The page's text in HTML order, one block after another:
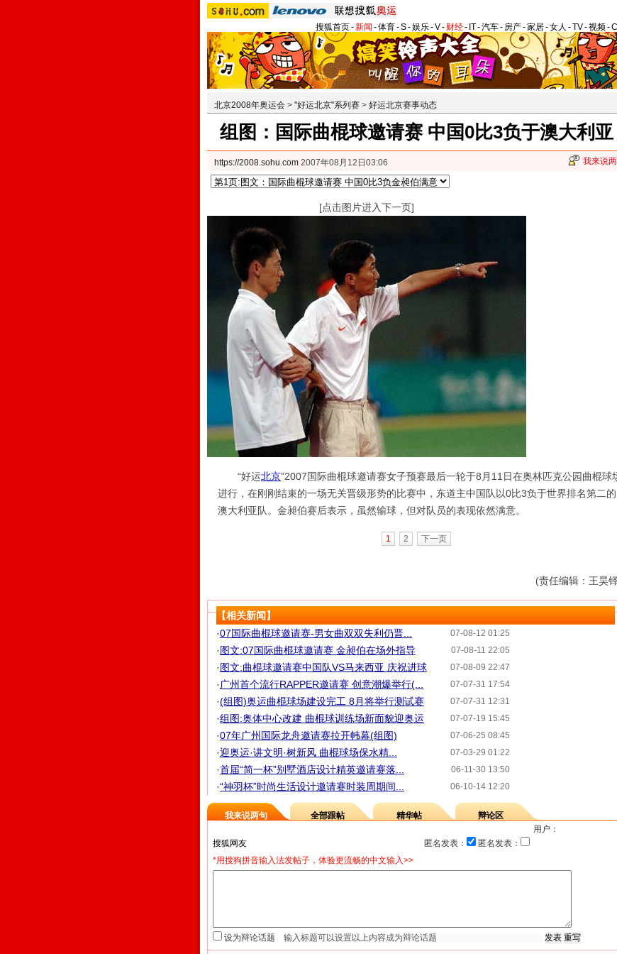
搜狐首页-新闻 -体育-S-娱乐-V- 财经- IT-汽车- 房产-家居-女人 -TV-视频-
北京2008年奥运会 > "好运北京"系列赛 > 好运北京赛事动态
组图：国际曲棍球邀请赛 中国0比3负于澳大利亚
https://2008.sohu.com 2007年08月12日03:06 我来说
[点击图片进入下一页]
“好运北京”2007国际曲棍球邀请赛女子预赛最后一轮于8月11日在奥林匹克公园曲棍球
进行，在刚刚结束的一场无关晋级形势的比赛中，东道主中国队以0比3负于世界排名第二的
澳大利亚队。金昶伯赛后表示，虽然输球，但对队员的表现依然满意。
1 2 下一页
(责任编辑：王昊
【相关新闻】
07-08-12 01:25
·07国际曲棍球邀请赛-男女曲双双失利仍晋...
07-08-11 22:05
·图文:07国际曲棍球邀请赛 金昶伯在场外指导
07-08-09 22:47
·图文:曲棍球邀请赛中国队VS马来西亚 庆祝进球
07-07-31 17:54
· 广州首个流行RAPPER邀请赛 创意潮爆举行(...
07-07-31 12:31
·(组图)奥运曲棍球场建设完工 8月将举行测试赛
07-07-19 15:45
·组图:奥体中心改建 曲棍球训练场新面貌迎奥运
07-06-25 08:45
·07年广州国际龙舟邀请赛拉开帏幕(组图)
07-03-29 01:22
·迎奥运·讲文明·树新风 曲棍球场保水精...
06-11-30 13:50
·首届“简一杯”别墅酒店设计精英邀请赛落...
06-10-14 12:20
·“神羽杯”时尚生活设计邀请赛时装周期间...
我来说两句 全部跟帖 精华帖
辩论区
用户：
匿名发表：
匿名发表：
*用搜狗拼音输入法发帖子，体验更流畅的中文输入>>
设为辩论话题